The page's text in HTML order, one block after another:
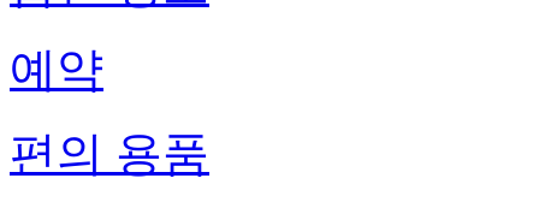
예약
편의 용품